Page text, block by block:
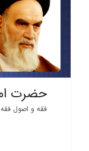
حضرت
فقه و اصول فقه